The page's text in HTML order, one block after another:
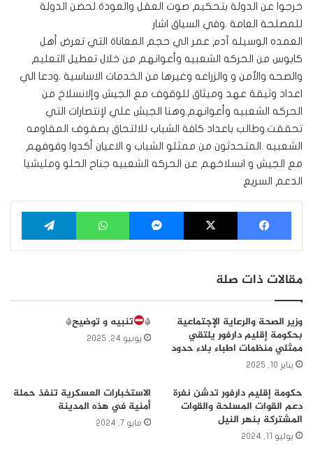
خرجوا عن الدولة بتحكيم صوت العقل والعودة لحضن الدولة
للمصلحة العامة .وفي السياق اشار
العمده الوسيله آدم عمر الي حجم المعاناة التي تعرض أهل
كابوس من الحركه الشعبيه وأعوانهم من خلال تعطيل التعليم
والصحه والأمن و والزراعه وغيرها من الخدمات الاساسية .ودعا الي
اعداد وثيقة عهد وميثاق للوقوف مع الجيش وإلانسلاخ من
الحركه الشعبيه وأعوانهم.وهنا الجيش علي لإنتصارات التي
تحققت.وطالب باعداد كافة الشباب للالتحاق بصفوف المقاومه
الشعبيه .المتحدثون من ممثلو الشباب و الاعيان أكدوا وقوفهم
مع الجيش و انسلاخهم عن الحركه الشعبيه جناح الحلو ومليشيا
الدعم السريع
فيسبوك ‫X ماسنجر واتساب
مقالات ذات صلة
وزير الصحة والرعاية الإجتماعية
بحكومة إقليم دارفور يلتقي
ممثلي منظمات اطباء بلاء حدود
يناير 10, 2025
* تنبيه و توضيح*
يونيو 24, 2025
حكومة إقليم دارفور تدشن نفرة
دعم القوات المسلحة والقوات
المشتركة بنهر النيل
يوليو 11, 2024
الاستخبارات العسكرية تنفذ حملة
أمنية في هذه المدينة
مايو 7, 2024